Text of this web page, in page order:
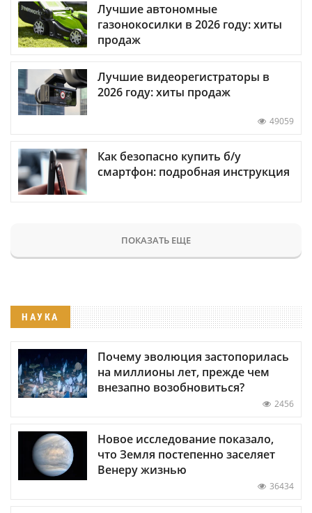
Лучшие автономные
газонокосилки в 2026 году: хиты
продаж
Лучшие видеорегистраторы в
2026 году: хиты продаж
49059
Как безопасно купить б/у
смартфон: подробная инструкция
ПОКАЗАТЬ ЕЩЕ
НАУКА
Почему эволюция застопорилась
на миллионы лет, прежде чем
внезапно возобновиться?
2456
Новое исследование показало,
что Земля постепенно заселяет
Венеру жизнью
36434